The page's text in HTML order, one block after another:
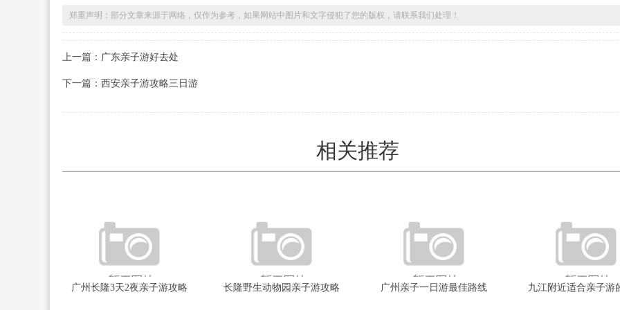
郑重声明：部分文章来源于网络，仅作为参考，如果网站中图片和文字侵犯了您的版权，请联系我们处理！
上一篇：广东亲子游好去处
下一篇：西安亲子游攻略三日游
相关推荐
广州长隆3天2夜亲子游攻略 长隆野生动物园亲子游攻略 广州亲子一日游最佳路线 九江附近适合亲子游